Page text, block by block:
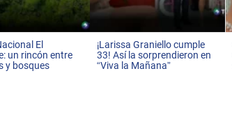
El
un rincón entre
y bosques
¡Larissa Graniello cumple
33! Así la sorprendieron en
“Viva la Mañana”